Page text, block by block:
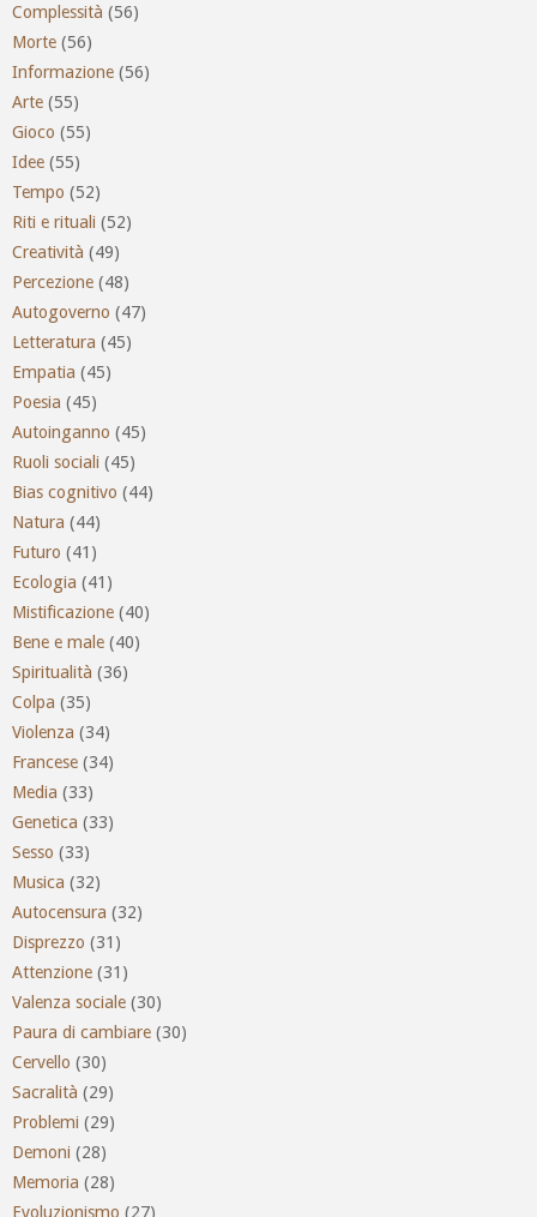
Complessità (56)
Morte (56)
Informazione (56)
Arte (55)
Gioco (55)
Idee (55)
Tempo (52)
Riti e rituali (52)
Creatività (49)
Percezione (48)
Autogoverno (47)
Letteratura (45)
Empatia (45)
Poesia (45)
Autoinganno (45)
Ruoli sociali (45)
Bias cognitivo (44)
Natura (44)
Futuro (41)
Ecologia (41)
Mistificazione (40)
Bene e male (40)
Spiritualità (36)
Colpa (35)
Violenza (34)
Francese (34)
Media (33)
Genetica (33)
Sesso (33)
Musica (32)
Autocensura (32)
Disprezzo (31)
Attenzione (31)
Valenza sociale (30)
Paura di cambiare (30)
Cervello (30)
Sacralità (29)
Problemi (29)
Demoni (28)
Memoria (28)
Evoluzionismo (27)